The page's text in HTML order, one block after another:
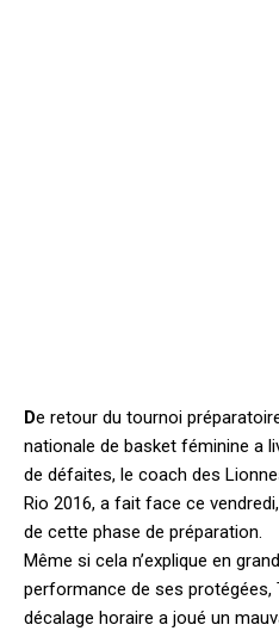
De retour du tournoi
nationale de basket féminine a
de défaites, le coach des
Rio 2016, a fait face ce
de cette phase de préparation.
Même si cela n’explique en
performance de ses protégées,
décalage horaire a joué un